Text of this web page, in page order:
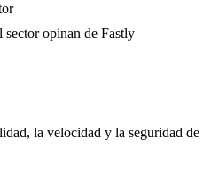
sector opinan de Fastly
la velocidad y la seguridad de